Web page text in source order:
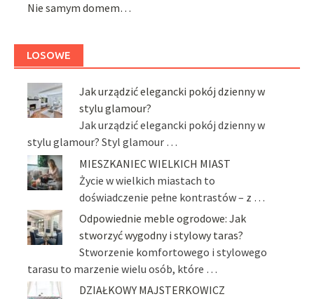
Nie samym domem…
LOSOWE
Jak urządzić elegancki pokój dzienny w
stylu glamour?
Jak urządzić elegancki pokój dzienny w
stylu glamour? Styl glamour …
MIESZKANIEC WIELKICH MIAST
Życie w wielkich miastach to
doświadczenie pełne kontrastów – z …
Odpowiednie meble ogrodowe: Jak
stworzyć wygodny i stylowy taras?
Stworzenie komfortowego i stylowego
tarasu to marzenie wielu osób, które …
DZIAŁKOWY MAJSTERKOWICZ